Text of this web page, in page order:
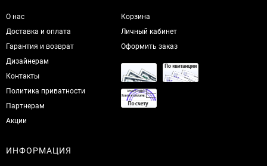
О нас
Доставка и оплата
Гарантия и возврат
Дизайнерам
Контакты
Политика приватности
Партнерам
Акции
Корзина
Личный кабинет
Оформить заказ
ИНФОРМАЦИЯ